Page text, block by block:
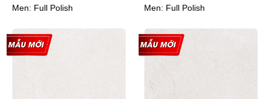
Men: Full Polish Men: Full Polish